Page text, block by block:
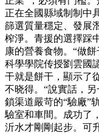
正在全國縣域制制中
篩選質量穩定、發展
榨淨。青援的選擇踩
康的營養食物。“做
科學學院传授劉雲國
干就是餅干，顯示了
不晓得。“說實話，
鎖渠道嚴苛的“驗廠”
驗室和車間。成功了
沂水才剛剛起步。可